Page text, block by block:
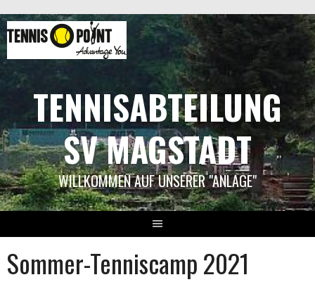
zum
Inhalt
TENNISABTEILUNG
SV MAGSTADT
WILLKOMMEN AUF UNSERER "ANLAGE"
Sommer-Tenniscamp 2021